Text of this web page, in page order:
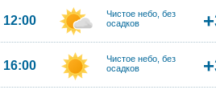
12:00
Чистое небо, без
осадков
16:00
Чистое небо, без
осадков